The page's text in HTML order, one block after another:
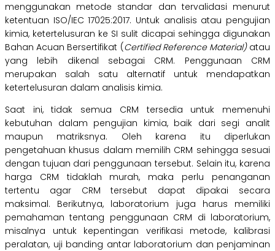
menggunakan metode standar dan tervalidasi menurut
ketentuan ISO/IEC 17025:2017. Untuk analisis atau pengujian
kimia, ketertelusuran ke SI sulit dicapai sehingga digunakan
Bahan Acuan Bersertifikat (Certified Reference Material) atau
yang lebih dikenal sebagai CRM. Penggunaan CRM
merupakan salah satu alternatif untuk mendapatkan
ketertelusuran dalam analisis kimia.
Saat ini, tidak semua CRM tersedia untuk memenuhi
kebutuhan dalam pengujian kimia, baik dari segi analit
maupun matriksnya. Oleh karena itu diperlukan
pengetahuan khusus dalam memilih CRM sehingga sesuai
dengan tujuan dari penggunaan tersebut. Selain itu, karena
harga CRM tidaklah murah, maka perlu penanganan
tertentu agar CRM tersebut dapat dipakai secara
maksimal. Berikutnya, laboratorium juga harus memiliki
pemahaman tentang penggunaan CRM di laboratorium,
misalnya untuk kepentingan verifikasi metode, kalibrasi
peralatan, uji banding antar laboratorium dan penjaminan